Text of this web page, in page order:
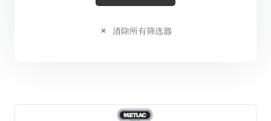
清除所有筛选器